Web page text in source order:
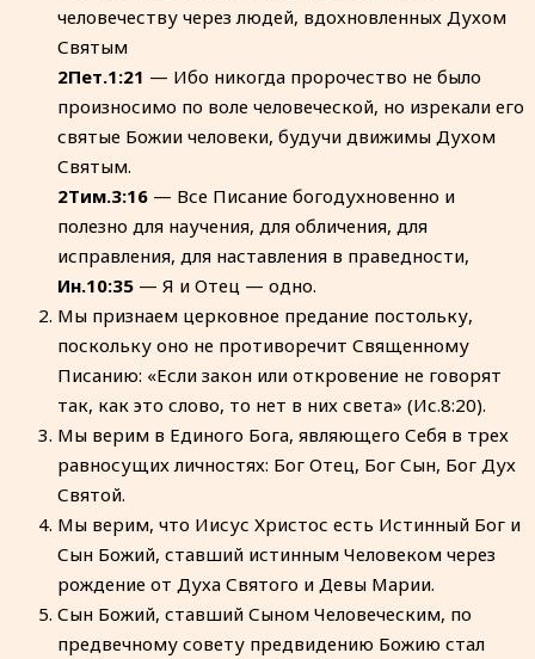
человечеству через людей, вдохновленных Духом
Святым
2Пет.1:21 — Ибо никогда пророчество не было
произносимо по воле человеческой, но изрекали его
святые Божии человеки, будучи движимы Духом
Святым.
2Тим.3:16 — Все Писание богодухновенно и
полезно для научения, для обличения, для
исправления, для наставления в праведности,
Ин.10:35 — Я и Отец — одно.
Мы признаем церковное предание постольку,
поскольку оно не противоречит Священному
Писанию: «Если закон или откровение не говорят
так, как это слово, то нет в них света» (Ис.8:20).
Мы верим в Единого Бога, являющего Себя в трех
равносущих личностях: Бог Отец, Бог Сын, Бог Дух
Святой.
Мы верим, что Иисус Христос есть Истинный Бог и
Сын Божий, ставший истинным Человеком через
рождение от Духа Святого и Девы Марии.
Сын Божий, ставший Сыном Человеческим, по
предвечному совету предвидению Божию стал